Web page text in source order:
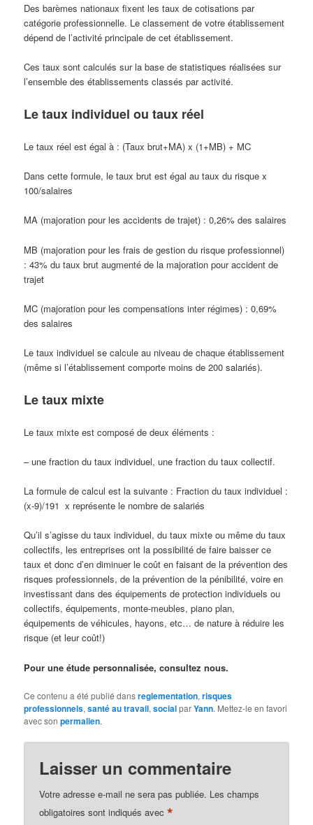
Des barèmes nationaux fixent les taux de cotisations par
catégorie professionnelle. Le classement de votre établissement
dépend de l’activité principale de cet établissement.
Ces taux sont calculés sur la base de statistiques réalisées sur
l’ensemble des établissements classés par activité.
Le taux individuel ou taux réel
Le taux réel est égal à : (Taux brut+MA) x (1+MB) + MC
Dans cette formule, le taux brut est égal au taux du risque x
100/salaires
MA (majoration pour les accidents de trajet) : 0,26% des salaires
MB (majoration pour les frais de gestion du risque professionnel)
: 43% du taux brut augmenté de la majoration pour accident de
trajet
MC (majoration pour les compensations inter régimes) : 0,69%
des salaires
Le taux individuel se calcule au niveau de chaque établissement
(même si l’établissement comporte moins de 200 salariés).
Le taux mixte
Le taux mixte est composé de deux éléments :
– une fraction du taux individuel, une fraction du taux collectif.
La formule de calcul est la suivante : Fraction du taux individuel :
(x-9)/191 x représente le nombre de salariés
Qu’il s’agisse du taux individuel, du taux mixte ou même du taux
collectifs, les entreprises ont la possibilité de faire baisser ce
taux et donc d’en diminuer le coût en faisant de la prévention des
risques professionnels, de la prévention de la pénibilité, voire en
investissant dans des équipements de protection individuels ou
collectifs, équipements, monte-meubles, piano plan,
équipements de véhicules, hayons, etc… de nature à réduire les
risque (et leur coût!)
Pour une étude personnalisée, consultez nous.
Ce contenu a été publié dansreglementation,risques
professionnels,santé au travail,socialparYann. Mettez-le en favori
avec sonpermalien.
Laisser un commentaire
Votre adresse e-mail ne sera pas publiée. Les champs
obligatoires sont indiqués avec*